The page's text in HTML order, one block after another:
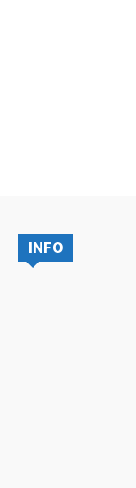
INFO